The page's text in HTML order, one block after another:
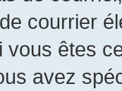
courrier
êtes
avez